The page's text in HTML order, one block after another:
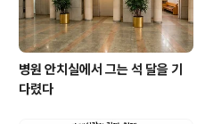
병원 안치실에서 그는 석 달을 기
다렸다